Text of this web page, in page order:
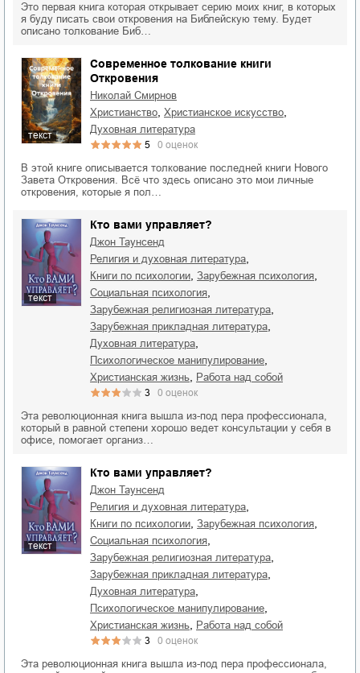
Это первая книга которая открывает серию моих книг, в которых
я буду писать свои откровения на Библейскую тему. Будет
описано толкование Биб…
текст
Современное толкование книги
Откровения
Николай Смирнов
христианство
христианское искусство
духовная литература
5 0 оценок
В этой книге описывается толкование последней книги Нового
Завета Откровения. Всё что здесь описано это мои личные
откровения, которые я пол…
текст
Кто вами управляет?
Джон Таунсенд
религия и духовная литература
книги по психологии зарубежная психология
социальная психология
зарубежная религиозная литература
зарубежная прикладная литература
духовная литература
психологическое манипулирование
христианская жизнь работа над собой
3 0 оценок
Эта революционная книга вышла из-под пера профессионала,
который в равной степени хорошо ведет консультации у себя в
офисе, помогает организ…
текст
Кто вами управляет?
Джон Таунсенд
религия и духовная литература
книги по психологии зарубежная психология
социальная психология
зарубежная религиозная литература
зарубежная прикладная литература
духовная литература
психологическое манипулирование
христианская жизнь работа над собой
3 0 оценок
Эта революционная книга вышла из-под пера профессионала,